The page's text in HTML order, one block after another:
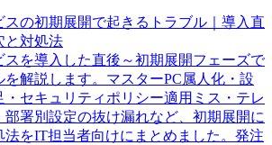
スの初期展開で起きるトラブル｜導入直
と対処法
スを導入した直後～初期展開フェーズで
解説します。マスターPC属人化・設
・セキュリティポリシー適用ミス・テレ
部署別設定の抜け漏れなど、初期展開に
をIT担当者向けにまとめました。発注